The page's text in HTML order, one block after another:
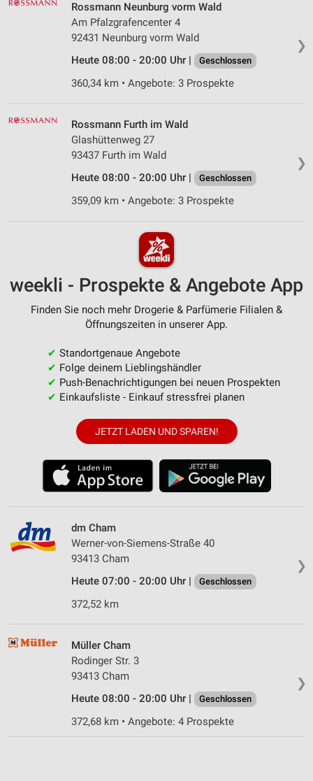
❯
Rossmann Neunburg vorm Wald
Am Pfalzgrafencenter 4
92431 Neunburg vorm Wald
Heute 08:00 - 20:00 Uhr |
Geschlossen
360,34 km • Angebote: 3 Prospekte
❯
Rossmann Furth im Wald
Glashüttenweg 27
93437 Furth im Wald
Heute 08:00 - 20:00 Uhr |
Geschlossen
359,09 km • Angebote: 3 Prospekte
weekli - Prospekte & Angebote App
Finden Sie noch mehr Drogerie & Parfümerie Filialen &
Öffnungszeiten in unserer App.
✔ Standortgenaue Angebote
✔ Folge deinem Lieblingshändler
✔ Push-Benachrichtigungen bei neuen Prospekten
✔ Einkaufsliste - Einkauf stressfrei planen
JETZT LADEN UND SPAREN!
❯
dm Cham
Werner-von-Siemens-Straße 40
93413 Cham
Heute 07:00 - 20:00 Uhr |
Geschlossen
372,52 km
❯
Müller Cham
Rodinger Str. 3
93413 Cham
Heute 08:00 - 20:00 Uhr |
Geschlossen
372,68 km • Angebote: 4 Prospekte